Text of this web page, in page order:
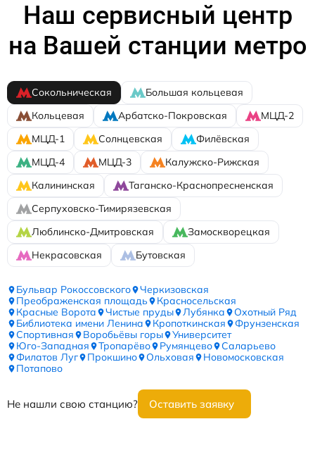
Наш сервисный центр
на Вашей станции метро
Сокольническая
Большая кольцевая
Кольцевая
Арбатско-Покровская
МЦД-2
МЦД-1
Солнцевская
Филёвская
МЦД-4
МЦД-3
Калужско-Рижская
Калининская
Таганско-Краснопресненская
Серпуховско-Тимирязевская
Люблинско-Дмитровская
Замоскворецкая
Некрасовская
Бутовская
Бульвар Рокоссовского
Черкизовская
Преображенская площадь
Красносельская
Красные Ворота
Чистые пруды Лубянка
Охотный Ряд
Библиотека имени Ленина
Кропоткинская
Фрунзенская
Спортивная
Воробьёвы горы
Университет
Юго-Западная
Тропарёво Румянцево
Саларьево
Филатов Луг
Прокшино Ольховая
Новомосковская
Потапово
Не нашли свою станцию? Оставить заявку